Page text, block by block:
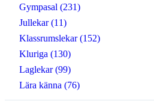
Gympasal (231)
Jullekar (11)
Klassrumslekar (152)
Kluriga (130)
Laglekar (99)
Lära känna (76)